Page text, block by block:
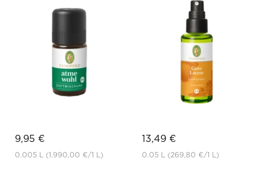
9,95 €
0.005 L (1.990,00 €/1 L)
13,49 €
0.05 L (269,80 €/1 L)